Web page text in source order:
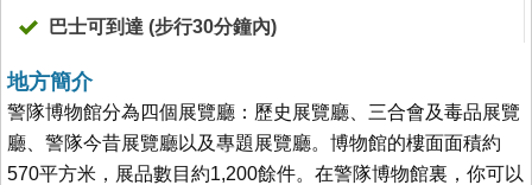
巴士可到達 (步行30分鐘內)
地方簡介
警隊博物館分為四個展覽廳：歷史展覽廳、三合會及毒品展覽
廳、警隊今昔展覽廳以及專題展覽廳。博物館的樓面面積約
570平方米，展品數目約1,200餘件。在警隊博物館裏，你可以